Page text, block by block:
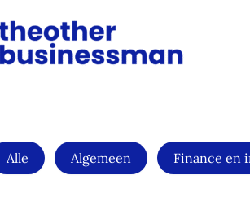
Alle Algemeen Finance en